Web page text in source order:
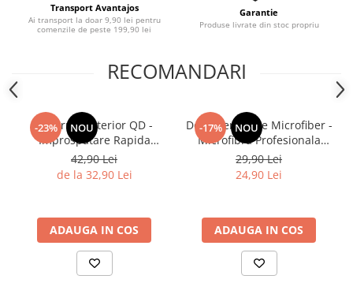
Transport Avantajos
Ai transport la doar 9,90 lei pentru
comenzile de peste 199,90 lei
Garantie
Produse livrate din stoc propriu
RECOMANDARI
-23% NOU
Deturner Interior QD -
Improspatare Rapida
Interior cu Finisaj Mat si
Siguranta pentru Ecrane
LCD 250ml
42,90 Lei
de la 32,90 Lei
ADAUGA IN COS
-17% NOU
Deturner White Microfiber -
Microfibra Profesionala
Pentru Piele Si Interior - 300
GSM
29,90 Lei
24,90 Lei
ADAUGA IN COS